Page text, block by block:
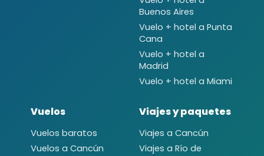
Buenos Aires
Vuelo + hotel a Punta
Cana
Vuelo + hotel a
Madrid
Vuelo + hotel a Miami
Vuelos
Vuelos baratos
Vuelos a Cancún
Viajes y paquetes
Viajes a Cancún
Viajes a Río de